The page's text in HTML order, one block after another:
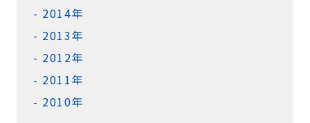
2014年
2013年
2012年
2011年
2010年